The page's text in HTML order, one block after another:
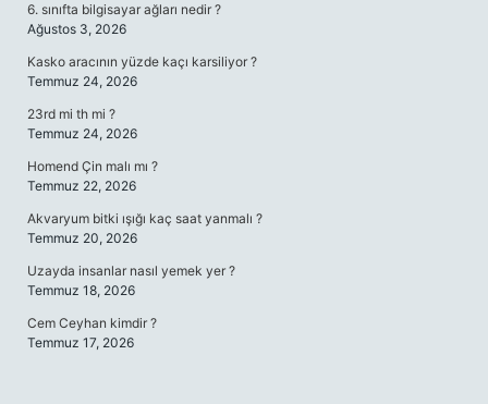
6. sınıfta bilgisayar ağları nedir ?
Ağustos 3, 2026
Kasko aracının yüzde kaçı karsiliyor ?
Temmuz 24, 2026
23rd mi th mi ?
Temmuz 24, 2026
Homend Çin malı mı ?
Temmuz 22, 2026
Akvaryum bitki ışığı kaç saat yanmalı ?
Temmuz 20, 2026
Uzayda insanlar nasıl yemek yer ?
Temmuz 18, 2026
Cem Ceyhan kimdir ?
Temmuz 17, 2026